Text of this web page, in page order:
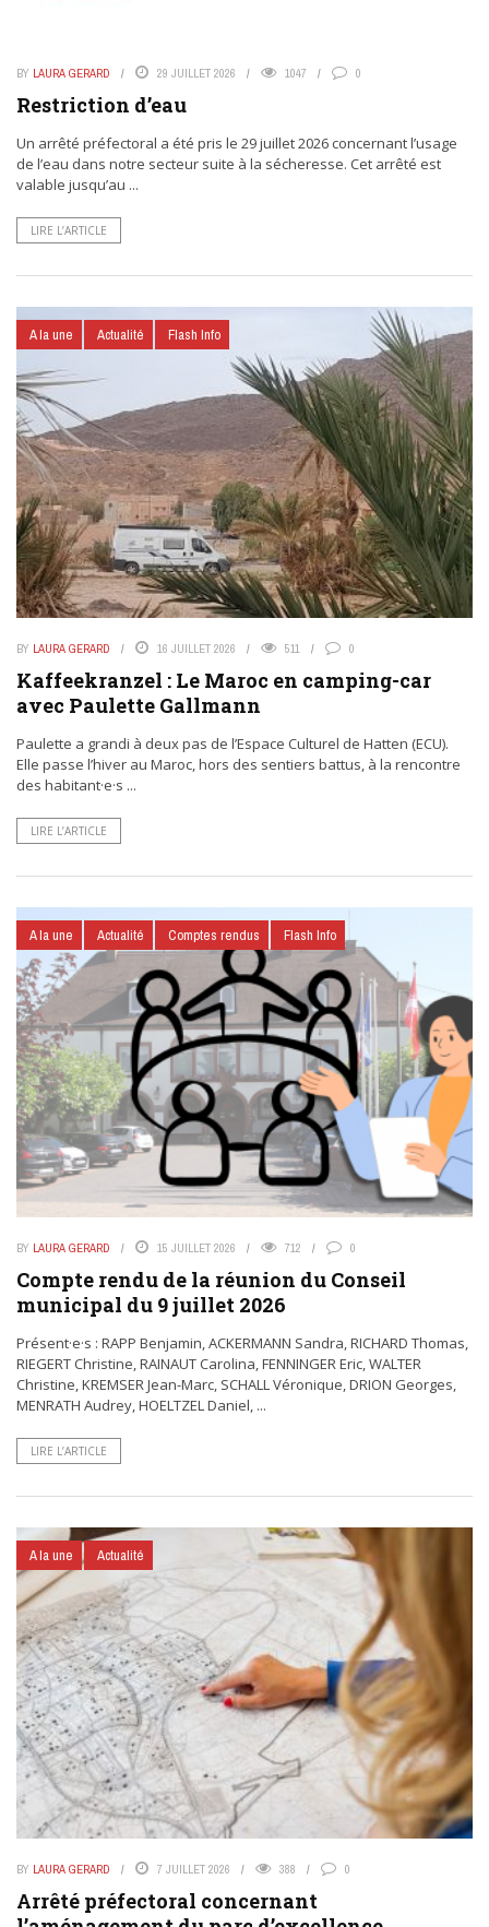
BY LAURA GERARD 29 JUILLET 2026 1047 0
Restriction d’eau
Un arrêté préfectoral a été pris le 29 juillet 2026 concernant l’usage
de l’eau dans notre secteur suite à la sécheresse. Cet arrêté est
valable jusqu’au ...
LIRE L’ARTICLE
A la une Actualité Flash Info
BY LAURA GERARD 16 JUILLET 2026 511 0
Kaffeekranzel : Le Maroc en camping-car
avec Paulette Gallmann
Paulette a grandi à deux pas de l’Espace Culturel de Hatten (ECU).
Elle passe l’hiver au Maroc, hors des sentiers battus, à la rencontre
des habitant·e·s ...
LIRE L’ARTICLE
A la une Actualité Comptes rendus Flash Info
BY LAURA GERARD 15 JUILLET 2026 712 0
Compte rendu de la réunion du Conseil
municipal du 9 juillet 2026
Présent·e·s : RAPP Benjamin, ACKERMANN Sandra, RICHARD Thomas,
RIEGERT Christine, RAINAUT Carolina, FENNINGER Eric, WALTER
Christine, KREMSER Jean-Marc, SCHALL Véronique, DRION Georges,
MENRATH Audrey, HOELTZEL Daniel, ...
LIRE L’ARTICLE
A la une Actualité
BY LAURA GERARD 7 JUILLET 2026 388 0
Arrêté préfectoral concernant